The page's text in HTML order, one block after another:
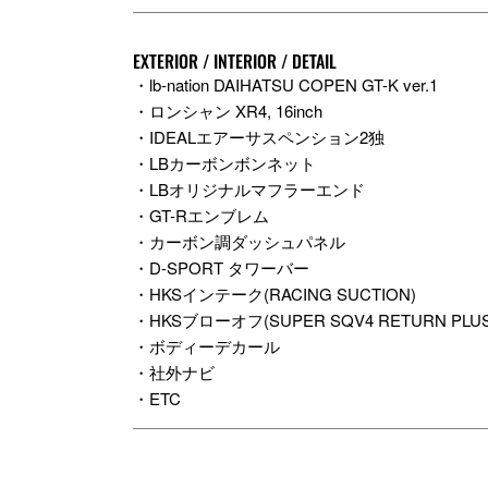
EXTERIOR / INTERIOR / DETAIL
・lb-nation DAIHATSU COPEN GT-K ver.1
・ロンシャン XR4, 16inch
・IDEALエアーサスペンション2独
・LBカーボンボンネット
・LBオリジナルマフラーエンド
・GT-Rエンブレム
・カーボン調ダッシュパネル
・D-SPORT タワーバー
・HKSインテーク(RACING SUCTION)
・HKSブローオフ(SUPER SQV4 RETURN
・ボディーデカール
・社外ナビ
・ETC